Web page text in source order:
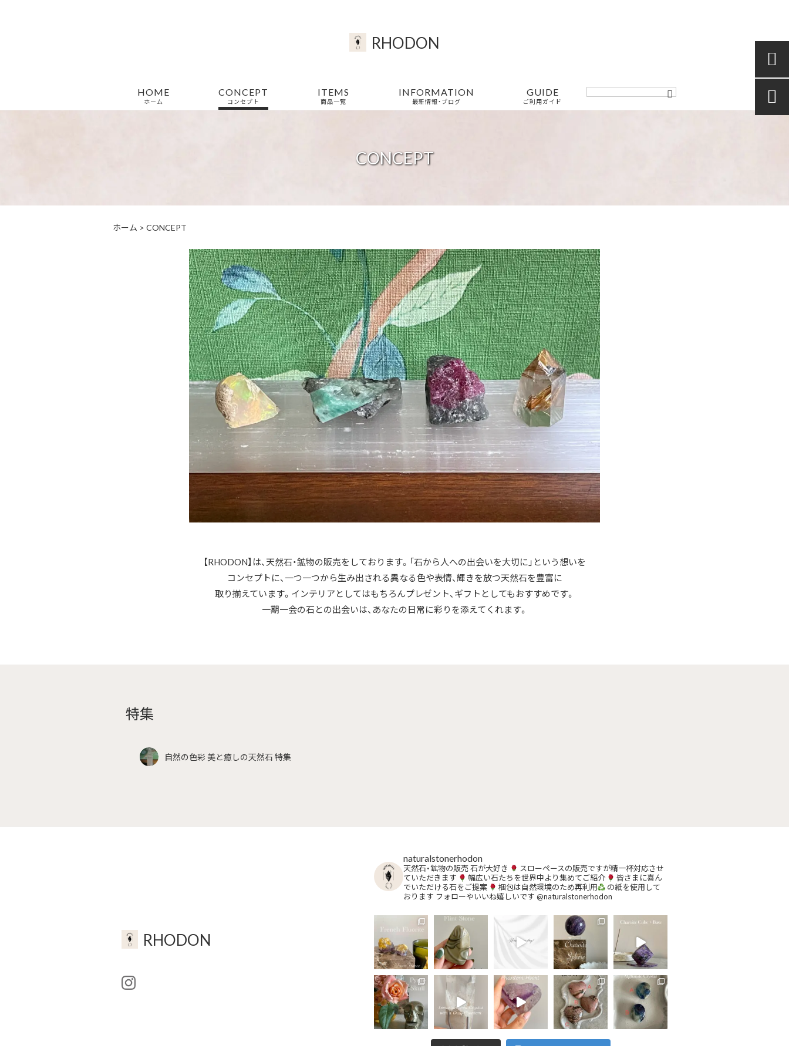
RHODON
HOME
ホーム
CONCEPT
コンセプト
ITEMS
商品一覧
INFORMATION
最新情報・ブログ
GUIDE
ご利用ガイド
CONCEPT
ホーム > CONCEPT
【RHODON】は、天然石・鉱物の販売をしております。「石から人への出会いを大切に」という想いを
コンセプトに、一つ一つから生み出される異なる色や表情、輝きを放つ天然石を豊富に
取り揃えています。インテリアとしてはもちろんプレゼント、ギフトとしてもおすすめです。
一期一会の石との出会いは、あなたの日常に彩りを添えてくれます。
特集
自然の色彩 美と癒しの天然石 特集
RHODON
naturalstonerhodon
天然石・鉱物の販売石が大好き
スローペースの販売ですが精一杯対応させ
ていただきます
幅広い石たちを世界中より集めてご紹介
皆さまに喜ん
でいただける石をご提案
梱包は自然環境のため再利用
の紙を使用して
おります フォローやいいね嬉しいです @naturalstonerhodon
さらに読み込む Instagram でフォロー

